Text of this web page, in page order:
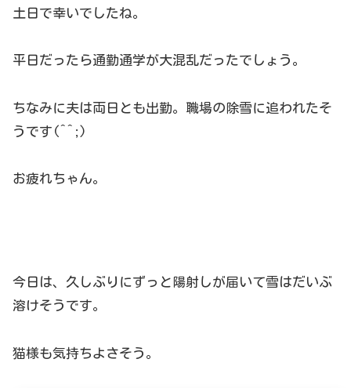
土日で幸いでしたね。
平日だったら通勤通学が大混乱だったでしょう。
ちなみに夫は両日とも出勤。職場の除雪に追われたそ
うです(^^;)
お疲れちゃん。
今日は、久しぶりにずっと陽射しが届いて雪はだいぶ
溶けそうです。
猫様も気持ちよさそう。